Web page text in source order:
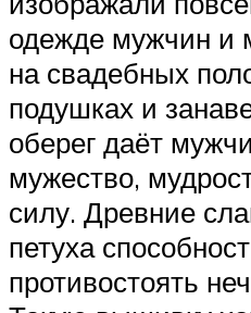
одежде мужчин и
на свадебных
подушках и
оберег даёт
мужество,
силу. Древние
петуха
противостоять